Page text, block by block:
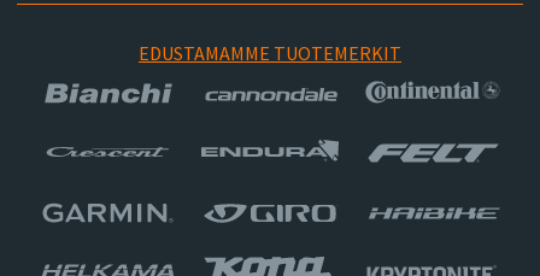
EDUSTAMAMME TUOTEMERKIT